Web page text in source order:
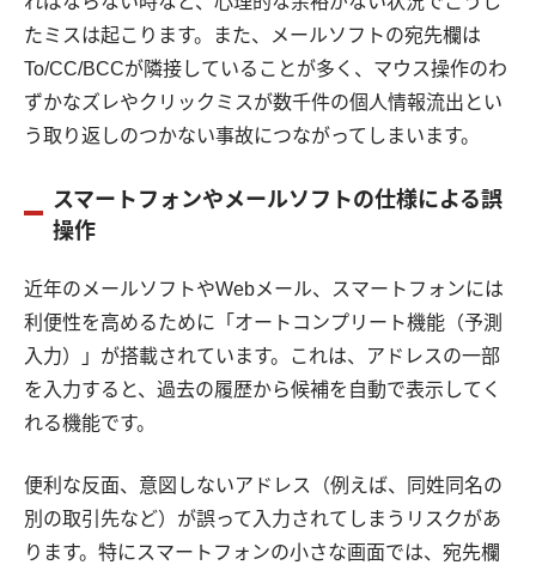
たミスは起こります。また、メールソフトの宛先欄は
To/CC/BCCが隣接していることが多く、マウス操作のわ
ずかなズレやクリックミスが数千件の個人情報流出とい
う取り返しのつかない事故につながってしまいます。
スマートフォンやメールソフトの仕様による誤
操作
近年のメールソフトやWebメール、スマートフォンには
利便性を高めるために「オートコンプリート機能（予測
入力）」が搭載されています。これは、アドレスの一部
を入力すると、過去の履歴から候補を自動で表示してく
れる機能です。
便利な反面、意図しないアドレス（例えば、同姓同名の
別の取引先など）が誤って入力されてしまうリスクがあ
ります。特にスマートフォンの小さな画面では、宛先欄